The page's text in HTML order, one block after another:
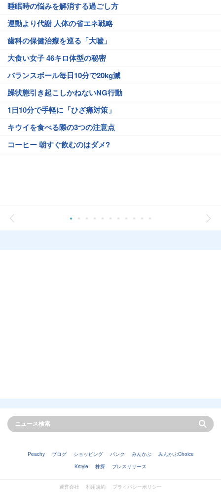
睡眠時の悩みを解消する過ごし方
運動より代謝 人体の省エネ戦略
歯科の保健治療を巡る「大嘘」
大食い女子 46キロ体型の秘密
バランスボール毎日10分で20kg減
躁状態引き起こしかねないNG行動
1日10分で手軽に「ひざ痛対策」
キウイを食べる際の3つの注意点
コーヒー 朝すぐ飲むのはダメ?
Peachy ブログ ショッピング バンク みんかぶ
みんかぶChoice
Kstyle
株探 プレスリリース
運営会社 利用規約
プライバシーポリシー